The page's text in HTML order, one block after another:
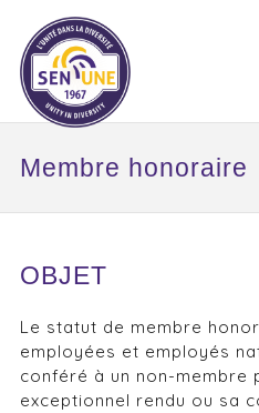
Membre honoraire
OBJET
Le statut de membre
employées et employés
conféré à un non-membre
exceptionnel rendu ou sa